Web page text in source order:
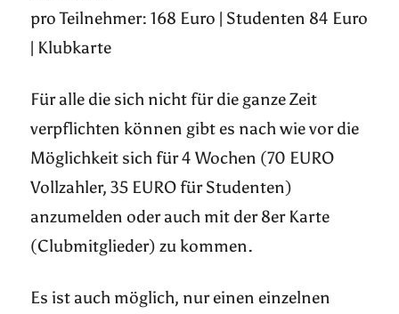
pro Teilnehmer: 168 Euro | Studenten 84 Euro
| Klubkarte
Für alle die sich nicht für die ganze Zeit
verpflichten können gibt es nach wie vor die
Möglichkeit sich für 4 Wochen (70 EURO
Vollzahler, 35 EURO für Studenten)
anzumelden oder auch mit der 8er Karte
(Clubmitglieder) zu kommen.
Es ist auch möglich, nur einen einzelnen